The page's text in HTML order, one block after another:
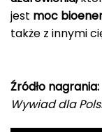
jest moc
także z innymi
Źródło nagrania:
Wywiad dla